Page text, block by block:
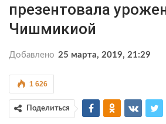
презентовала
Чишмикиой
Добавлено 25 марта, 2019, 21:29
1 626
Поделиться